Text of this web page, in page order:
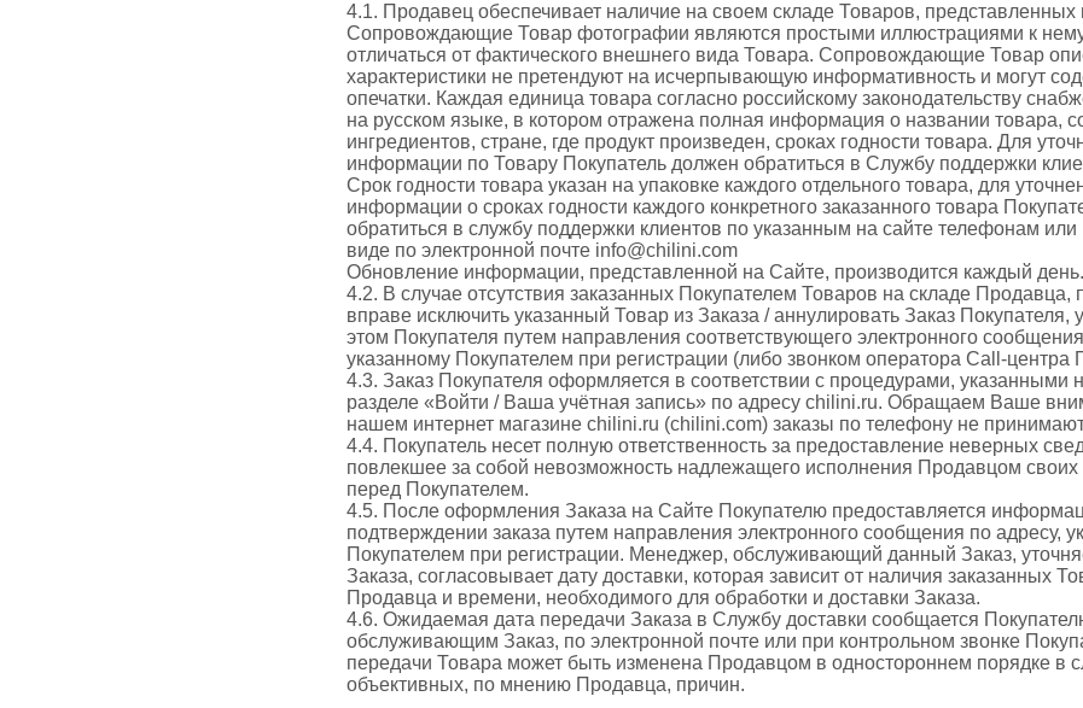
4.1. Продавец обеспечивает наличие на своем складе Товаров, представленных
Сопровождающие Товар фотографии являются простыми иллюстрациями к
отличаться от фактического внешнего вида Товара. Сопровождающие Товар
характеристики не претендуют на исчерпывающую информативность и могут
опечатки. Каждая единица товара согласно российскому законодательству
на русском языке, в котором отражена полная информация о названии товара,
ингредиентов, стране, где продукт произведен, сроках годности товара. Для
информации по Товару Покупатель должен обратиться в Службу поддержки
Срок годности товара указан на упаковке каждого отдельного товара, для
информации о сроках годности каждого конкретного заказанного товара
обратиться в службу поддержки клиентов по указанным на сайте телефонам
виде по электронной почте info@chilini.com
Обновление информации, представленной на Сайте, производится каждый день.
4.2. В случае отсутствия заказанных Покупателем Товаров на складе Продавца,
вправе исключить указанный Товар из Заказа / аннулировать Заказ Покупателя,
этом Покупателя путем направления соответствующего электронного
указанному Покупателем при регистрации (либо звонком оператора Call-центра
4.3. Заказ Покупателя оформляется в соответствии с процедурами, указанными
разделе «Войти / Ваша учётная запись» по адресу chilini.ru. Обращаем Ваше
нашем интернет магазине chilini.ru (chilini.com) заказы по телефону не
4.4. Покупатель несет полную ответственность за предоставление неверных
повлекшее за собой невозможность надлежащего исполнения Продавцом своих
перед Покупателем.
4.5. После оформления Заказа на Сайте Покупателю предоставляется
подтверждении заказа путем направления электронного сообщения по адресу,
Покупателем при регистрации. Менеджер, обслуживающий данный Заказ,
Заказа, согласовывает дату доставки, которая зависит от наличия заказанных
Продавца и времени, необходимого для обработки и доставки Заказа.
4.6. Ожидаемая дата передачи Заказа в Службу доставки сообщается
обслуживающим Заказ, по электронной почте или при контрольном звонке
передачи Товара может быть изменена Продавцом в одностороннем порядке в
объективных, по мнению Продавца, причин.